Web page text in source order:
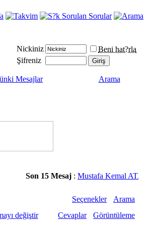
Nickiniz
Beni hat?rla
Şifreniz
Mesajlar Arama
Son 15 Mesaj: Mustafa Kemal
Seçenekler
Arama
Cevaplar Görüntüleme